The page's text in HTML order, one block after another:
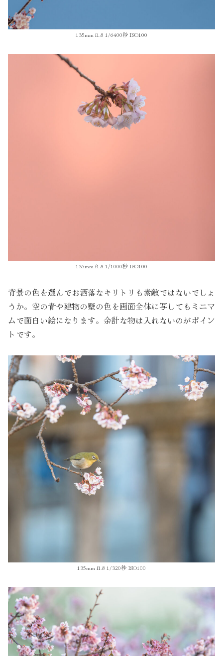
135mm f1.8 1/6400秒 ISO100
135mm f1.8 1/1000秒 ISO100
背景の色を選んでお洒落なキリトリも素敵ではないでしょ
うか。空の青や建物の壁の色を画面全体に写してもミニマ
ムで面白い絵になります。余計な物は入れないのがポイン
トです。
135mm f1.8 1/320秒 ISO100